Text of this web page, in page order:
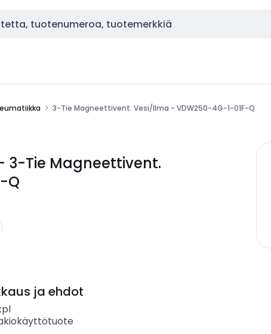
3-Tie Magneettivent. Vesi/Ilma - VDW250-4G-1-01F-Q
- 3-Tie Magneettivent.
Q
ja ehdot